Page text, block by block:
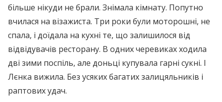
більше нікуди не брали. Знімала кімнату. Попутно
вчилася на візажиста. Три роки були моторошні, не
спала, і доїдала на кухні те, що залишилося від
відвідувачів ресторану. В одних черевиках ходила
дві зими поспіль, але доньці купувала гарні сукні. І
Лєнка вижила. Без усяких багатих залицяльників і
раптових удач.